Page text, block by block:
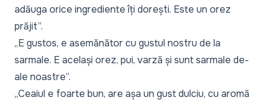
adăuga orice ingrediente îți dorești. Este un orez
prăjit”.
„E gustos, e asemănător cu gustul nostru de la
sarmale. E același orez, pui, varză și sunt sarmale de-
ale noastre”.
„Ceaiul e foarte bun, are așa un gust dulciu, cu aromă